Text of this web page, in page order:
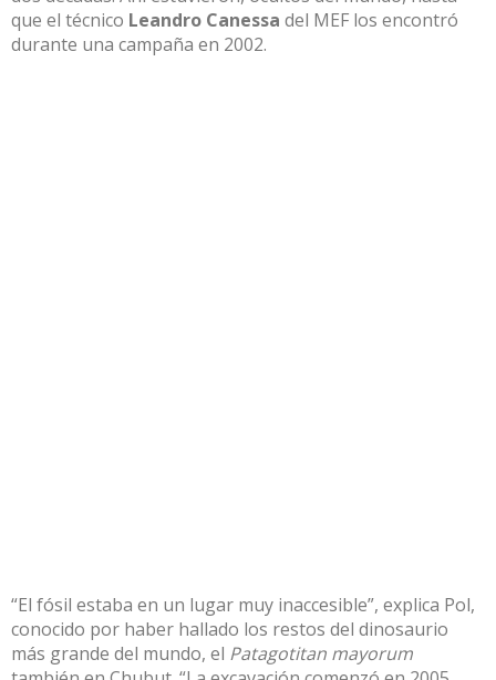
que el técnico Leandro Canessa del MEF los encontró
durante una campaña en 2002.
“El fósil estaba en un lugar muy inaccesible”, explica Pol,
conocido por haber hallado los restos del dinosaurio
más grande del mundo, el Patagotitan mayorum